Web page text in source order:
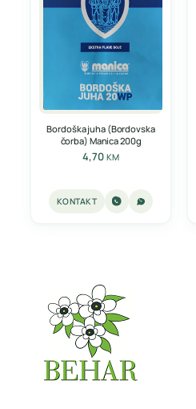
Bordoška juha (Bordovska
čorba) Manica 200g
4,70 KM
KONTAKT